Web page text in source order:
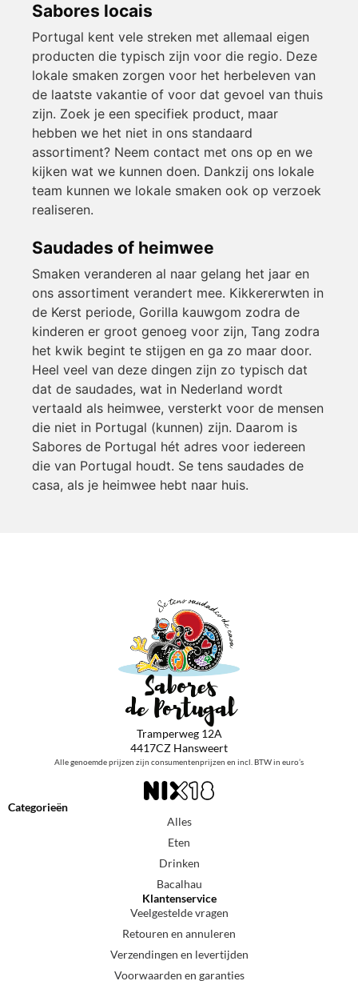
Sabores locais
Portugal kent vele streken met allemaal eigen
producten die typisch zijn voor die regio. Deze
lokale smaken zorgen voor het herbeleven van
de laatste vakantie of voor dat gevoel van thuis
zijn. Zoek je een specifiek product, maar
hebben we het niet in ons standaard
assortiment? Neem contact met ons op en we
kijken wat we kunnen doen. Dankzij ons lokale
team kunnen we lokale smaken ook op verzoek
realiseren.
Saudades of heimwee
Smaken veranderen al naar gelang het jaar en
ons assortiment verandert mee. Kikkererwten in
de Kerst periode, Gorilla kauwgom zodra de
kinderen er groot genoeg voor zijn, Tang zodra
het kwik begint te stijgen en ga zo maar door.
Heel veel van deze dingen zijn zo typisch dat
dat de saudades, wat in Nederland wordt
vertaald als heimwee, versterkt voor de mensen
die niet in Portugal (kunnen) zijn. Daarom is
Sabores de Portugal hét adres voor iedereen
die van Portugal houdt. Se tens saudades de
casa, als je heimwee hebt naar huis.
Tramperweg 12A
4417CZ Hansweert
Alle genoemde prijzen zijn consumentenprijzen en incl. BTW in euro’s
Categorieën
Alles
Eten
Drinken
Bacalhau
Klantenservice
Veelgestelde vragen
Retouren en annuleren
Verzendingen en levertijden
Voorwaarden en garanties